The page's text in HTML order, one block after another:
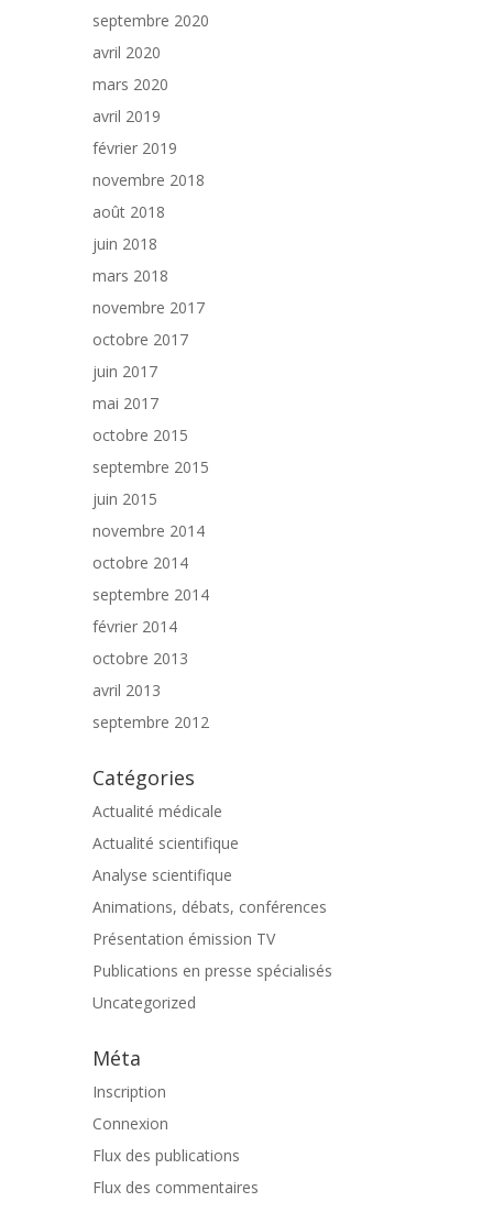
septembre 2020
avril 2020
mars 2020
avril 2019
février 2019
novembre 2018
août 2018
juin 2018
mars 2018
novembre 2017
octobre 2017
juin 2017
mai 2017
octobre 2015
septembre 2015
juin 2015
novembre 2014
octobre 2014
septembre 2014
février 2014
octobre 2013
avril 2013
septembre 2012
Catégories
Actualité médicale
Actualité scientifique
Analyse scientifique
Animations, débats, conférences
Présentation émission TV
Publications en presse spécialisés
Uncategorized
Méta
Inscription
Connexion
Flux des publications
Flux des commentaires